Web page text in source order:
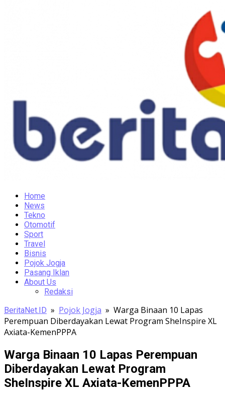
Home
News
Tekno
Otomotif
Sport
Travel
Bisnis
Pojok Jogja
Pasang Iklan
About Us
Redaksi
BeritaNet.ID » Pojok Jogja » Warga Binaan 10 Lapas
Perempuan Diberdayakan Lewat Program SheInspire XL
Axiata-KemenPPPA
Warga Binaan 10 Lapas Perempuan
Diberdayakan Lewat Program
SheInspire XL Axiata-KemenPPPA